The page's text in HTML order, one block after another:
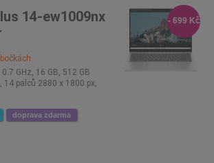
14-ew1009nx
GHz, 16 GB, 512 GB
14 palců 2880 x 1800 px,
doprava zdarma
- 699 Kč